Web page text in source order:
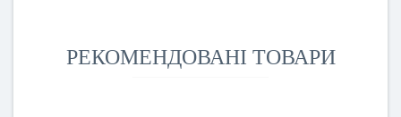
РЕКОМЕНДОВАНІ ТОВАРИ